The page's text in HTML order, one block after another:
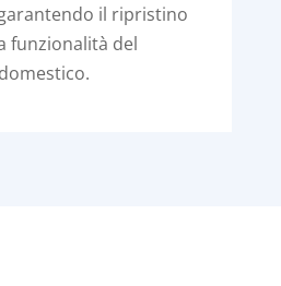
il ripristino
funzionalità del